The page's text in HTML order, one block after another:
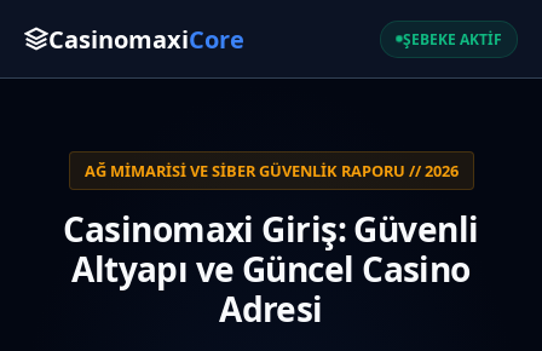
CasinomaxiCore ŞEBEKE AKTİF
AĞ MIMARISI VE SIBER GÜVENLIK RAPORU // 2026
Casinomaxi Giriş: Güvenli
Altyapı ve Güncel Casino
Adresi